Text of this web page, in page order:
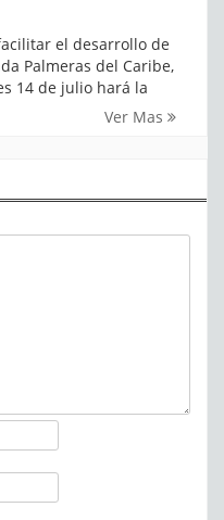
el desarrollo de
Palmeras del Caribe,
14 de julio hará la
Ver Mas